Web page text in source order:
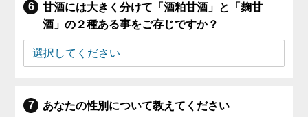
甘酒には大きく分けて「酒粕甘酒」と「麹甘
酒」の２種ある事をご存じですか？
あなたの性別について教えてください